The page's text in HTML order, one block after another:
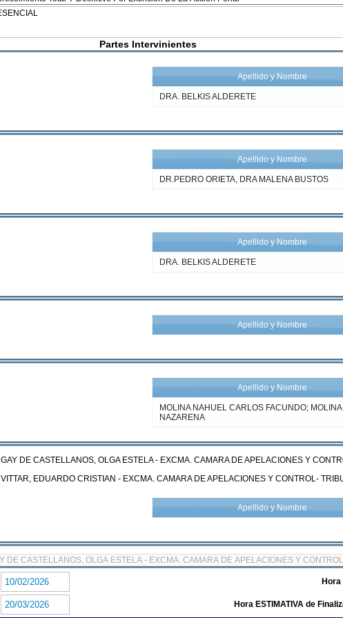
Partes Intervinientes
Apellido y Nombre
DRA. BELKIS ALDERETE
Apellido y Nombre
DR.PEDRO ORIETA, DRA MALENA BUSTOS
Apellido y Nombre
DRA. BELKIS ALDERETE
Apellido y Nombre
Apellido y Nombre
MOLINA NAHUEL CARLOS FACUNDO;
NAZARENA
GAY DE CASTELLANOS, OLGA ESTELA - EXCMA. CAMARA DE APELACIONES Y
VITTAR, EDUARDO CRISTIAN - EXCMA. CAMARA DE APELACIONES Y CONTROL-
Apellido y Nombre
Hora ESTIMATIVA de